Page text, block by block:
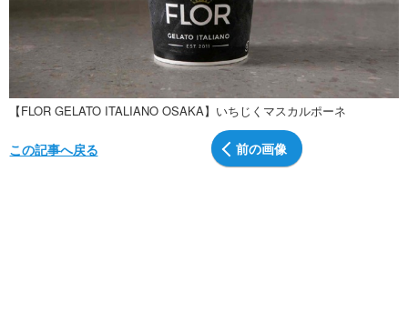
【FLOR GELATO ITALIANO OSAKA】いちじくマスカルポーネ
前の画像
この記事へ戻る